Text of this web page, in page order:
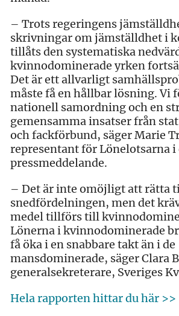
– Trots regeringens
skrivningar om jämställdhet i
tillåts den systematiska
kvinnodominerade yrken
Det är ett allvarligt
måste få en hållbar lösning. Vi
nationell samordning och en
gemensamma insatser från
och fackförbund, säger Marie
representant för Lönelotsarna i
pressmeddelande.
– Det är inte omöjligt att rätta
snedfördelningen, men det
medel tillförs till
Lönerna i kvinnodominerade
få öka i en snabbare takt än i de
mansdominerade, säger Clara
generalsekreterare, Sveriges
Hela rapporten hittar du här >>